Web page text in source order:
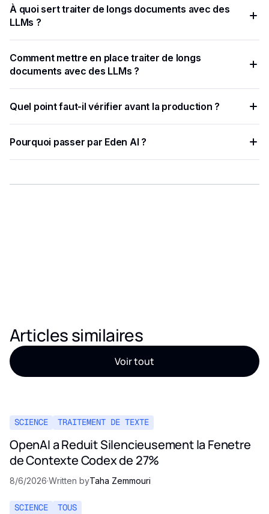
À quoi sert traiter de longs documents avec des
LLMs ?
à tout envoyer d'un coup, mais à structurer intelligemment le
travail .
Comment mettre en place traiter de longs
documents avec des LLMs ?
dans la lecture de documents.
Quel point faut-il vérifier avant la production ?
sélection du modèle le plus adapté à chaque tâche, vous
pouvez analyser des documents à grande échelle, de façon
Pourquoi passer par Eden AI ?
tests et limite les intégrations à maintenir.
Articles similaires
Voir tout
SCIENCE TRAITEMENT DE TEXTE
OpenAI a Reduit Silencieusement la Fenetre
de Contexte Codex de 27%
8/6/2026·Written byTaha Zemmouri
SCIENCE TOUS